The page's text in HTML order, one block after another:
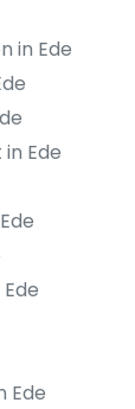
in Ede
Ede
Ede